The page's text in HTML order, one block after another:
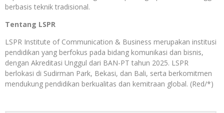
berbasis teknik tradisional.
Tentang LSPR
LSPR Institute of Communication & Business merupakan institusi
pendidikan yang berfokus pada bidang komunikasi dan bisnis,
dengan Akreditasi Unggul dari BAN-PT tahun 2025. LSPR
berlokasi di Sudirman Park, Bekasi, dan Bali, serta berkomitmen
mendukung pendidikan berkualitas dan kemitraan global. (Red/*)